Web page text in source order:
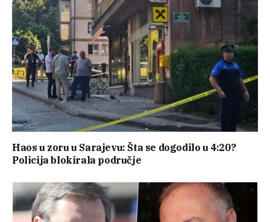
Haos u zoru u Sarajevu: Šta se dogodilo u 4:20?
Policija blokirala područje